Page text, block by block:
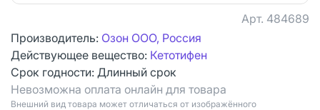
Арт. 484689
Производитель: Озон ООО, Россия
Действующее вещество: Кетотифен
Срок годности: Длинный срок
Невозможна оплата онлайн для товара
Bнешний вид товара может отличаться от изображённого